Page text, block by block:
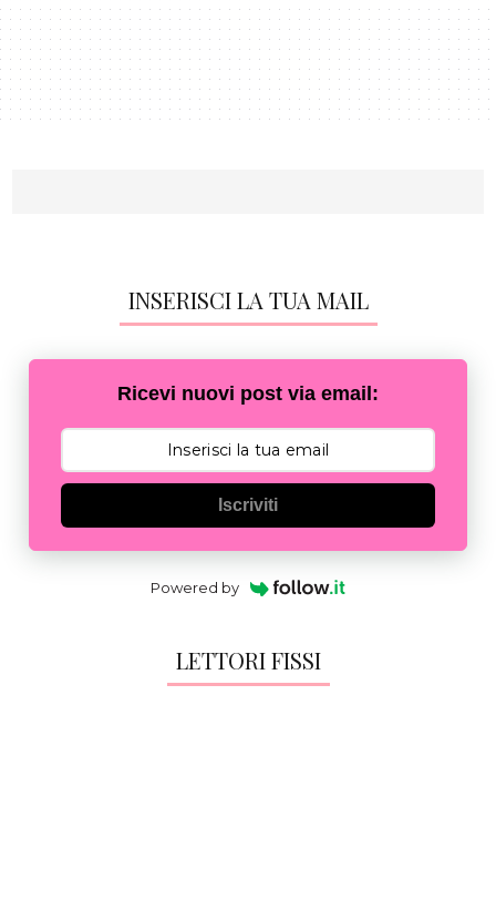
INSERISCI LA TUA MAIL
Ricevi nuovi post via email:
Iscriviti
Powered by
LETTORI FISSI